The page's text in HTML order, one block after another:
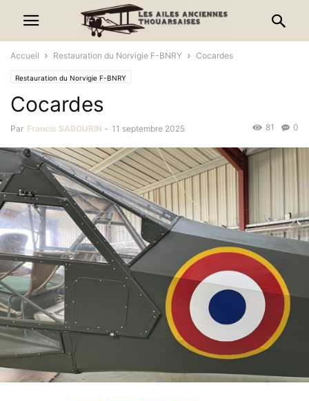
Accueil Restauration du Norvigie F-BNRY Cocardes
Restauration du Norvigie F-BNRY
Cocardes
Par Francis SABOURIN - 11 septembre 2025 0
81